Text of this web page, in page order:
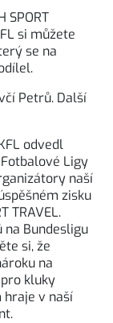
SPORT
si můžete
se na
Petrů. Další
odvedl
Ligy
naší
zisku
TRAVEL.
Bundesligu
si, že
na
kluky
hraje v naší